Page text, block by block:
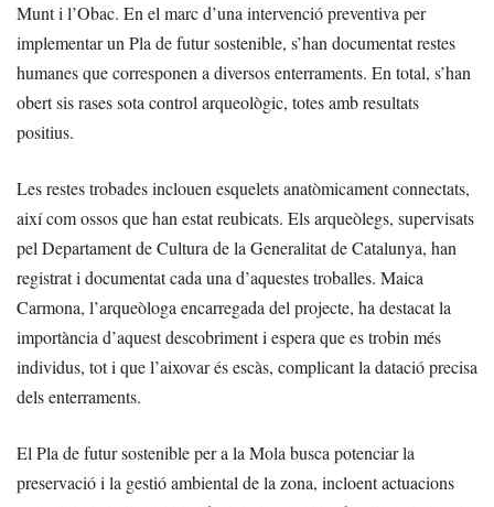
Munt i l’Obac. En el marc d’una intervenció preventiva per
implementar un Pla de futur sostenible, s’han documentat restes
humanes que corresponen a diversos enterraments. En total, s’han
obert sis rases sota control arqueològic, totes amb resultats
positius.
Les restes trobades inclouen esquelets anatòmicament connectats,
així com ossos que han estat reubicats. Els arqueòlegs, supervisats
pel Departament de Cultura de la Generalitat de Catalunya, han
registrat i documentat cada una d’aquestes troballes. Maica
Carmona, l’arqueòloga encarregada del projecte, ha destacat la
importància d’aquest descobriment i espera que es trobin més
individus, tot i que l’aixovar és escàs, complicant la datació precisa
dels enterraments.
El Pla de futur sostenible per a la Mola busca potenciar la
preservació i la gestió ambiental de la zona, incloent actuacions